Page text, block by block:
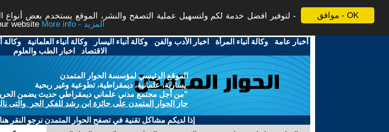
موافق - OK
لتوفير افضل خدمة لكم ولتسهيل عملية التصفح والنشر، الموقع يستخدم بعض أنواع
website
More info - المزيد
أخبار عامة -وكالة أنباء المرأة - اخبار الأدب والفن -وكالة أنباء اليسار -وكالة أنباء العلمانية -وكالة
الاقتصاد - اخبار الطب والعلوم
الموقع الرئيسي لمؤسسة الحوار المتمدن
يسارية، علمانية، ديمقراطية، تطوعية وغير ربحية
"من أجل مجتمع مدني علماني ديمقراطي حديث يضمن الحرية
حاز الحوار المتمدن على جائزة ابن رشد للفكر الحر والتى
إذا لديكم مشاكل تقنية في تصفح الحوار المتمدن نرجو النقر